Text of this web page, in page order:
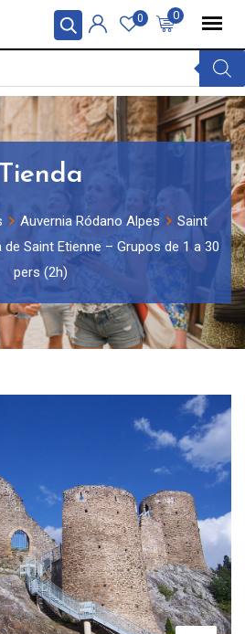
0
0
Tienda
Auvernia Ródano Alpes
Saint
de Saint Etienne – Grupos de 1 a 30
pers (2h)